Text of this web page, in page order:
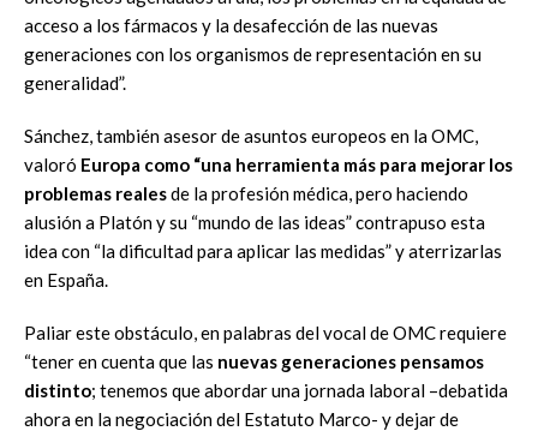
acceso a los fármacos y la desafección de las nuevas
generaciones con los organismos de representación en su
generalidad”.
Sánchez, también asesor de asuntos europeos en la OMC,
valoró Europa como “una herramienta más para mejorar los
problemas realesde la profesión médica, pero haciendo
alusión a Platón y su “mundo de las ideas” contrapuso esta
idea con “la dificultad para aplicar las medidas” y aterrizarlas
en España.
Paliar este obstáculo, en palabras del vocal de OMC requiere
“tener en cuenta que las nuevas generaciones pensamos
distinto; tenemos que abordar una jornada laboral –debatida
ahora en la negociación del Estatuto Marco- y dejar de